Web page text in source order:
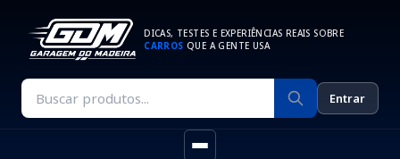
DICAS, TESTES E EXPERIÊNCIAS REAIS SOBRE
CARROS QUE A GENTE USA
Entrar